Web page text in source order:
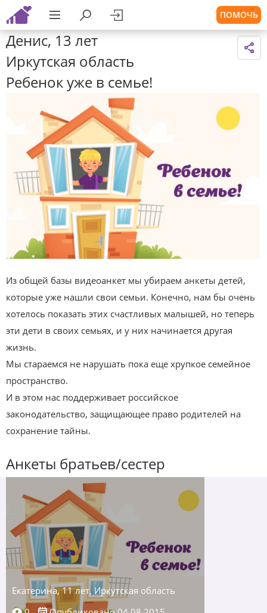
ПОМОЧЬ
Денис, 13 лет
Иркутская область
Ребенок уже в семье!
Из общей базы видеоанкет мы убираем анкеты детей,
которые уже нашли свои семьи. Конечно, нам бы очень
хотелось показать этих счастливых малышей, но теперь
эти дети в своих семьях, и у них начинается другая
жизнь.
Мы стараемся не нарушать пока еще хрупкое семейное
пространство.
И в этом нас поддерживает российское
законодательство, защищающее право родителей на
сохранение тайны.
Анкеты братьев/сестер
Екатерина, 11 лет, Иркутская область